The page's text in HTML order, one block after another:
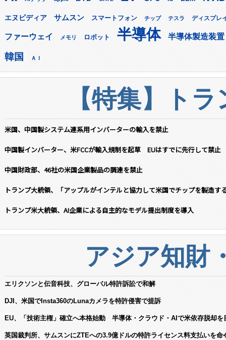
エヌビディア サムスン スマートフォン チップ テスラ ディスプレ
ファーウェイ メモリ ロボット 半導体 半導体製造装置
韓国 ＡＩ
【特集】ト
米国、中国製システム連系用インバーターの輸入を禁止
中国製インバーター、米FCCが輸入規制を起草 EUはすでに先行して禁止
中国財政部、46社の米国企業製品の調達を禁止
トランプ大統領、「アップルがインテルと協力して米国でチップを製造す
トランプ米大統領、AI企業による自主的なモデル提出制度を導入
アジア知財
エリクソンと伝音科技、グローバル特許訴訟で和解
DJI、米国でInsta360のLunaカメラを特許侵害で提訴
EU、「技術主権」確立へ本格始動 半導体・クラウド・AIで米依存脱却を
英国裁判所、サムスンにZTEへの3.9億ドルの特許ライセンス料支払いを命